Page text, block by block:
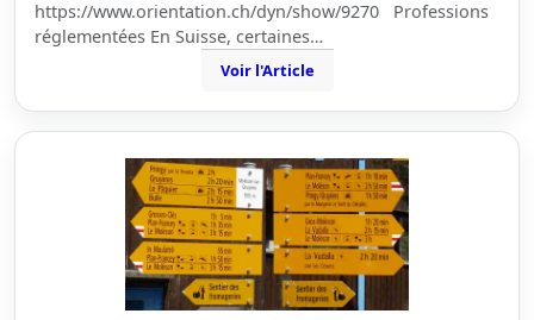
https://www.orientation.ch/dyn/show/9270 Professions
réglementées En Suisse, certaines…
Voir l'Article